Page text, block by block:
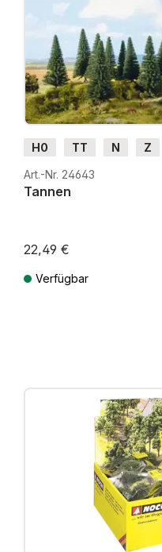
H0 TT N
Z
Art.-Nr. 24643
Tannen
22,49 €
Verfügbar